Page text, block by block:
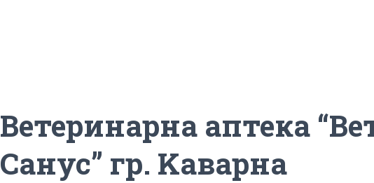
Ветеринарна аптека
Санус” гр. Kaварна